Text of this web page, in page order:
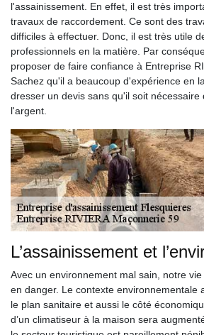
l'assainissement. En effet, il est très
travaux de raccordement. Ce sont des
difficiles à effectuer. Donc, il est très utile
professionnels en la matière. Par
proposer de faire confiance à Entreprise
Sachez qu'il a beaucoup d'expérience en
dresser un devis sans qu'il soit nécessaire
l'argent.
L’assainissement et
Avec un environnement mal sain, notre
en danger. Le contexte environnementale
le plan sanitaire et aussi le côté
d’un climatiseur à la maison sera